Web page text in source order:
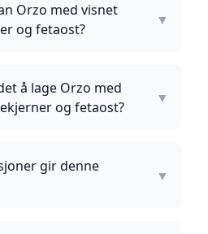
Orzo med visnet
og fetaost?
▼
å lage Orzo med
og fetaost?
▼
gir denne
▼